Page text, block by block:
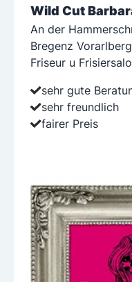
Wild Cut
An der
Bregenz Vorarlberg
Friseur u
sehr gute
sehr freundlich
fairer Preis